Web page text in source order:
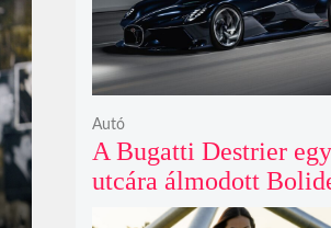
A Bugatti Destrier egy
utcára álmodott
ami a pályaautók
Autó